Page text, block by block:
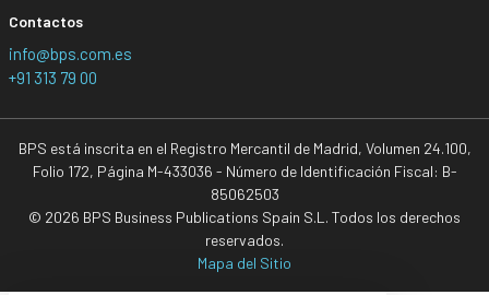
Contactos
info@bps.com.es
+91 313 79 00
BPS está inscrita en el Registro Mercantil de Madrid, Volumen 24.100,
Folio 172, Página M-433036 - Número de Identificación Fiscal: B-
85062503
© 2026 BPS Business Publications Spain S.L. Todos los derechos
reservados.
Mapa del Sitio